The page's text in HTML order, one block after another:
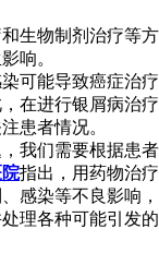
生物制剂治疗等方
响。
可能导致癌症治疗
在进行银屑病治疗
患者情况。
我们需要根据患者
指出，用药物治疗
感染等不良影响，
理各种可能引发的